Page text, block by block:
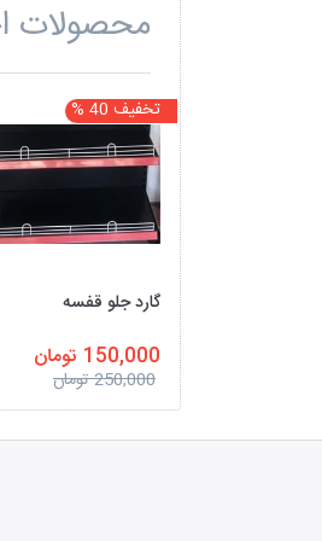
محصولات
تخفیف 40 %
گارد جلو قفسه
150,000 تومان
250,000 تومان